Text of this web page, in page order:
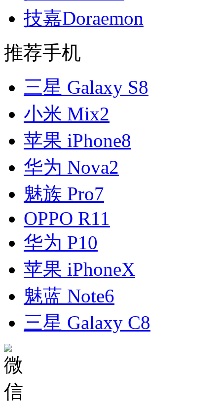
技嘉Doraemon
推荐手机
三星 Galaxy S8
小米 Mix2
苹果 iPhone8
华为 Nova2
魅族 Pro7
OPPO R11
华为 P10
苹果 iPhoneX
魅蓝 Note6
三星 Galaxy C8